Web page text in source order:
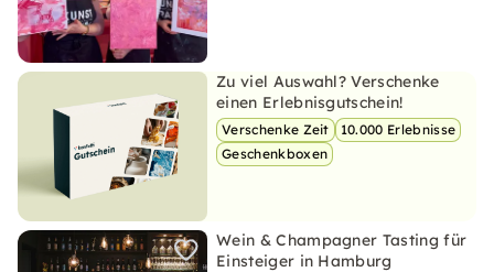
Zu viel Auswahl? Verschenke
einen Erlebnisgutschein!
Verschenke Zeit
10.000 Erlebnisse
Geschenkboxen
Wein & Champagner Tasting für
Einsteiger in Hamburg